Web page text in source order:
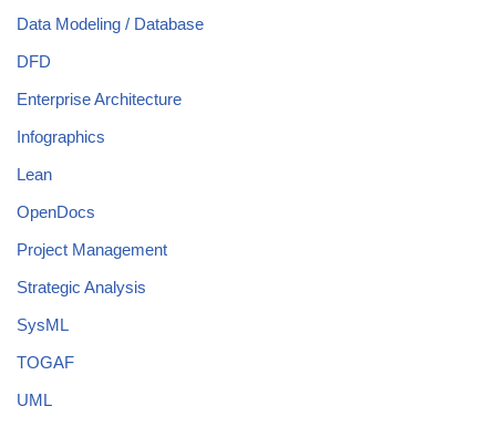
Data Modeling / Database
DFD
Enterprise Architecture
Infographics
Lean
OpenDocs
Project Management
Strategic Analysis
SysML
TOGAF
UML